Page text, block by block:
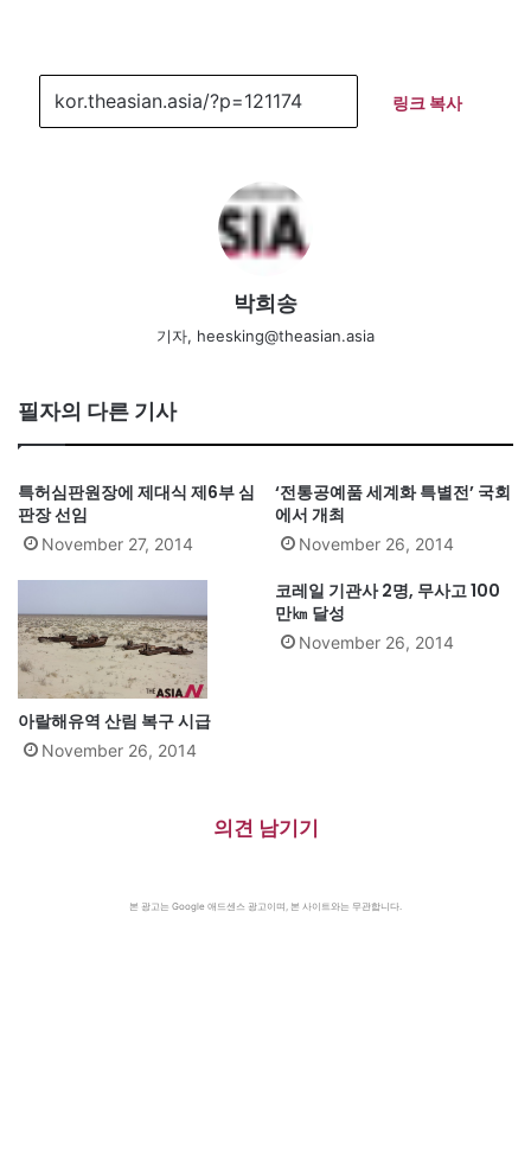
링크 복사
박희송
기자, heesking@theasian.asia
필자의 다른 기사
특허심판원장에 제대식 제6부 심
판장 선임
November 27, 2014
‘전통공예품 세계화 특별전’ 국회
에서 개최
November 26, 2014
아랄해유역 산림 복구 시급
November 26, 2014
코레일 기관사 2명, 무사고 100
만㎞ 달성
November 26, 2014
의견 남기기
본 광고는 Google 애드센스 광고이며, 본 사이트와는 무관합니다.